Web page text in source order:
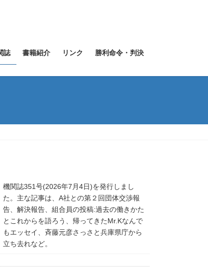
誌 書籍紹介 リンク 勝利命令・判決
機関誌351号(2026年7月4日)を発行しまし
た。主な記事は、A社との第２回団体交渉報
告、解決報告、組合員の投稿:過去の働きかた
とこれからを語ろう、帰ってきたMr.Kなんで
もエッセイ、斉藤元彦さっさと兵庫県庁から
立ち去れなど。